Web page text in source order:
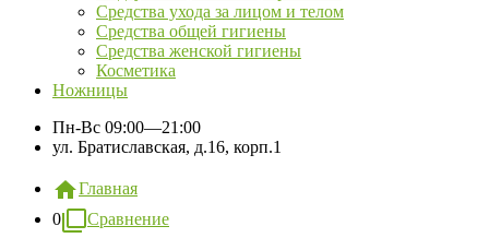
Средства ухода за лицом и телом
Средства общей гигиены
Средства женской гигиены
Косметика
Ножницы
Пн-Вс 09:00—21:00
ул. Братиславская, д.16, корп.1
Главная
0
Сравнение